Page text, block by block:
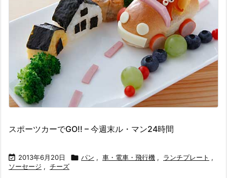
スポーツカーでGO!! – 今週末ル・マン24時間
 2013年6月20日  パン , 車・電車・飛行機 , ランチプレート ,
ソーセージ , チーズ